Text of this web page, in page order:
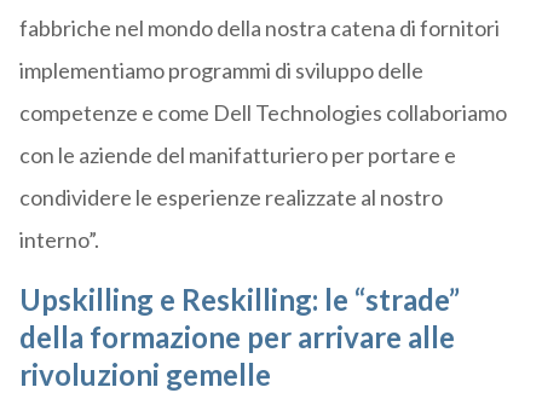
fabbriche nel mondo della nostra catena di fornitori
implementiamo programmi di sviluppo delle
competenze e come Dell Technologies collaboriamo
con le aziende del manifatturiero per portare e
condividere le esperienze realizzate al nostro
interno”.
Upskilling e Reskilling: le “strade”
della formazione per arrivare alle
rivoluzioni gemelle